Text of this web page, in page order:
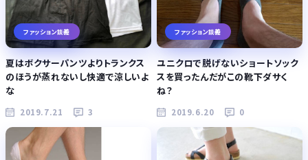
ファッション談義
夏はボクサーパンツよりトランクス
のほうが蒸れないし快適で涼しいよ
な
2019.7.21 3
ファッション談義
ユニクロで脱げないショートソック
スを買ったんだがこの靴下ダサく
ね？
2019.6.20 0